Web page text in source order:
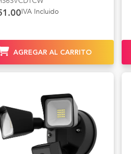
IVA Incluido
AGREGAR AL CARRITO